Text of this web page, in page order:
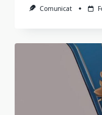
Comunicat